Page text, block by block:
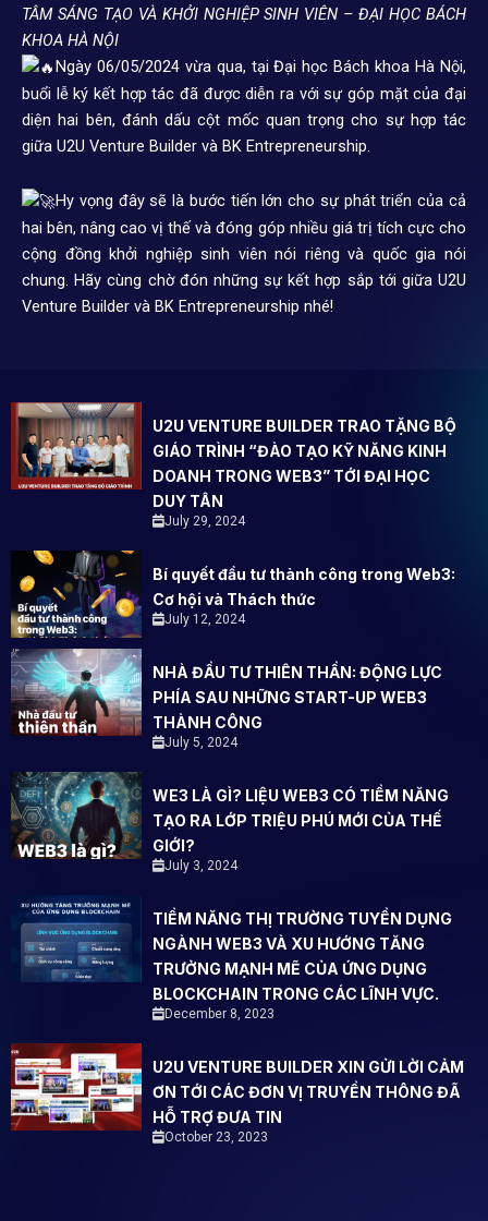
TÂM SÁNG TẠO VÀ KHỞI NGHIỆP SINH VIÊN – ĐẠI HỌC BÁCH
KHOA HÀ NỘI
Ngày 06/05/2024 vừa qua, tại Đại học Bách khoa Hà Nội,
buổi lễ ký kết hợp tác đã được diễn ra với sự góp mặt của đại
diện hai bên, đánh dấu cột mốc quan trọng cho sự hợp tác
giữa U2U Venture Builder và BK Entrepreneurship.
Hy vọng đây sẽ là bước tiến lớn cho sự phát triển của cả
hai bên, nâng cao vị thế và đóng góp nhiều giá trị tích cực cho
cộng đồng khởi nghiệp sinh viên nói riêng và quốc gia nói
chung. Hãy cùng chờ đón những sự kết hợp sắp tới giữa U2U
Venture Builder và BK Entrepreneurship nhé!
U2U VENTURE BUILDER TRAO TẶNG BỘ
GIÁO TRÌNH “ĐÀO TẠO KỸ NĂNG KINH
DOANH TRONG WEB3” TỚI ĐẠI HỌC
DUY TÂN
July 29, 2024
Bí quyết đầu tư thành công trong Web3:
Cơ hội và Thách thức
July 12, 2024
NHÀ ĐẦU TƯ THIÊN THẦN: ĐỘNG LỰC
PHÍA SAU NHỮNG START-UP WEB3
THÀNH CÔNG
July 5, 2024
WE3 LÀ GÌ? LIỆU WEB3 CÓ TIỀM NĂNG
TẠO RA LỚP TRIỆU PHÚ MỚI CỦA THẾ
GIỚI?
July 3, 2024
TIỀM NĂNG THỊ TRƯỜNG TUYỂN DỤNG
NGÀNH WEB3 VÀ XU HƯỚNG TĂNG
TRƯỞNG MẠNH MẼ CỦA ỨNG DỤNG
BLOCKCHAIN TRONG CÁC LĨNH VỰC.
December 8, 2023
U2U VENTURE BUILDER XIN GỬI LỜI CẢM
ƠN TỚI CÁC ĐƠN VỊ TRUYỀN THÔNG ĐÃ
HỖ TRỢ ĐƯA TIN
October 23, 2023